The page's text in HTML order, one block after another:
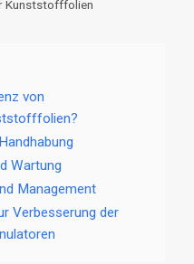
Kunststofffolien
von
Wartung
Management
Verbesserung der